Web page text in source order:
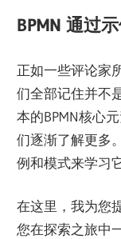
BPMN 通过
正如一些评论家
们全部记住并不
本的BPMN核心
们逐渐了解更多
例和模式来学习
在这里，我为您
您在探索之旅中